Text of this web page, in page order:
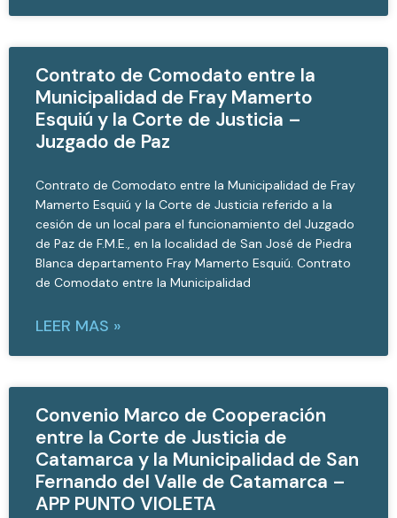
Contrato de Comodato entre la
Municipalidad de Fray Mamerto
Esquiú y la Corte de Justicia –
Juzgado de Paz
Contrato de Comodato entre la Municipalidad de Fray
Mamerto Esquiú y la Corte de Justicia referido a la
cesión de un local para el funcionamiento del Juzgado
de Paz de F.M.E., en la localidad de San José de Piedra
Blanca departamento Fray Mamerto Esquiú. Contrato
de Comodato entre la Municipalidad
LEER MAS »
Convenio Marco de Cooperación
entre la Corte de Justicia de
Catamarca y la Municipalidad de San
Fernando del Valle de Catamarca –
APP PUNTO VIOLETA